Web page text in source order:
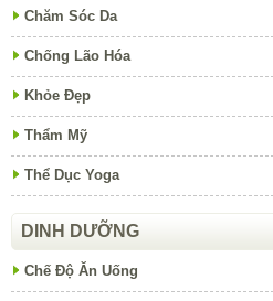
Chăm Sóc Da
Chống Lão Hóa
Khỏe Đẹp
Thẩm Mỹ
Thể Dục Yoga
DINH DƯỠNG
Chế Độ Ăn Uống